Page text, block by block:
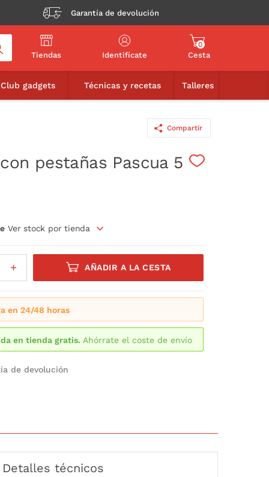
Garantía de devolución
Tiendas Identifícate
0
Cesta
Club gadgets Técnicas y recetas Talleres
pestañas Pascua 5
Ver stock por tienda
AÑADIR A LA CESTA
en 24/48 horas
en tienda gratis. Ahórrate el coste de envío
de devolución
Compartir
Detalles técnicos